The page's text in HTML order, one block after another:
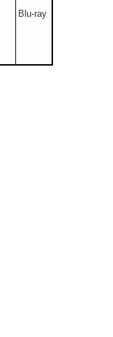
Blu-ray